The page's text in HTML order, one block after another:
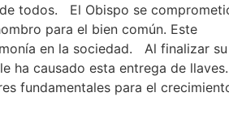
todos. El Obispo se
para el bien común. Este
en la sociedad. Al finalizar su
ha causado esta entrega de
fundamentales para el